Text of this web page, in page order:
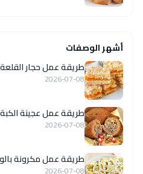
أشهر الوصفات
طريقة عمل حجار
2026-07-08
طريقة عمل عجينة
2026-07-08
طريقة عمل مكرونة
2026-07-08